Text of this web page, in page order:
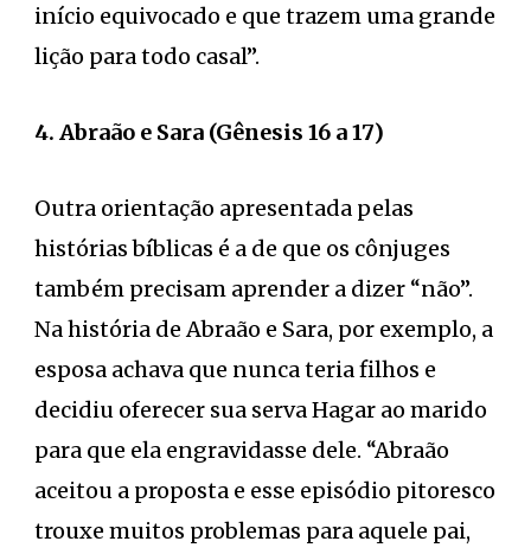
início equivocado e que trazem uma grande
lição para todo casal”.
4. Abraão e Sara (Gênesis 16 a 17)
Outra orientação apresentada pelas
histórias bíblicas é a de que os cônjuges
também precisam aprender a dizer “não”.
Na história de Abraão e Sara, por exemplo, a
esposa achava que nunca teria filhos e
decidiu oferecer sua serva Hagar ao marido
para que ela engravidasse dele. “Abraão
aceitou a proposta e esse episódio pitoresco
trouxe muitos problemas para aquele pai,